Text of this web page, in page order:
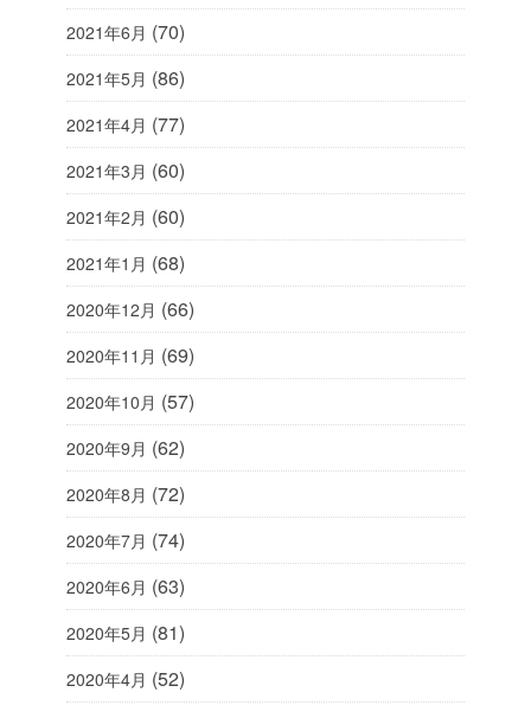
2021年6月 (70)
2021年5月 (86)
2021年4月 (77)
2021年3月 (60)
2021年2月 (60)
2021年1月 (68)
2020年12月 (66)
2020年11月 (69)
2020年10月 (57)
2020年9月 (62)
2020年8月 (72)
2020年7月 (74)
2020年6月 (63)
2020年5月 (81)
2020年4月 (52)